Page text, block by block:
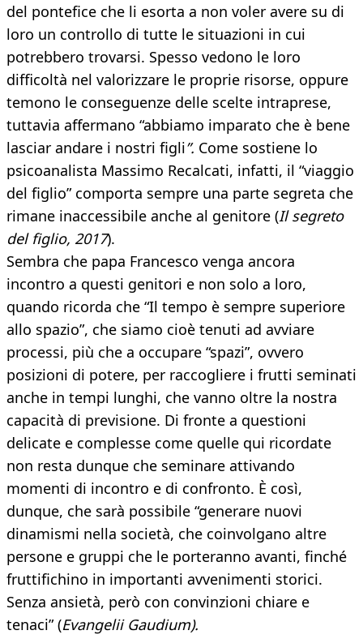
del pontefice che li esorta a non voler avere su di
loro un controllo di tutte le situazioni in cui
potrebbero trovarsi. Spesso vedono le loro
difficoltà nel valorizzare le proprie risorse, oppure
temono le conseguenze delle scelte intraprese,
tuttavia affermano “abbiamo imparato che è bene
lasciar andare i nostri figli”. Come sostiene lo
psicoanalista Massimo Recalcati, infatti, il “viaggio
del figlio” comporta sempre una parte segreta che
rimane inaccessibile anche al genitore (Il segreto
del figlio, 2017).
Sembra che papa Francesco venga ancora
incontro a questi genitori e non solo a loro,
quando ricorda che “Il tempo è sempre superiore
allo spazio”, che siamo cioè tenuti ad avviare
processi, più che a occupare “spazi”, ovvero
posizioni di potere, per raccogliere i frutti seminati
anche in tempi lunghi, che vanno oltre la nostra
capacità di previsione. Di fronte a questioni
delicate e complesse come quelle qui ricordate
non resta dunque che seminare attivando
momenti di incontro e di confronto. È così,
dunque, che sarà possibile “generare nuovi
dinamismi nella società, che coinvolgano altre
persone e gruppi che le porteranno avanti, finché
fruttifichino in importanti avvenimenti storici.
Senza ansietà, però con convinzioni chiare e
tenaci” (Evangelii Gaudium).